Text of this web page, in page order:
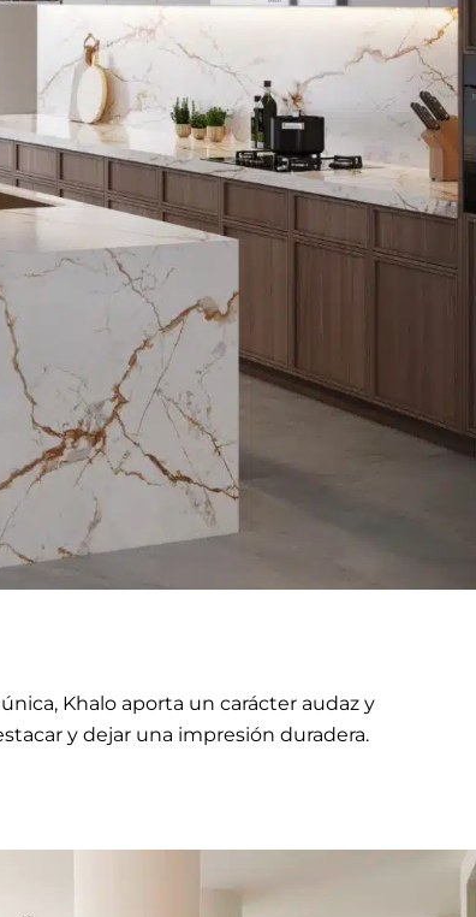
Khalo aporta un carácter audaz y
y dejar una impresión duradera.